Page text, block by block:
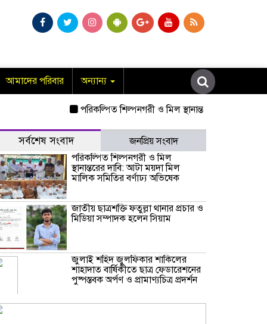
আমাদের পরিবার অন্যান্য
পরিকল্পিত শিল্পনগরী ও মিল স্থানান্তরের দাবি: আটা ময়দা
সর্বশেষ সংবাদ
জনপ্রিয় সংবাদ
পরিকল্পিত শিল্পনগরী ও মিল
স্থানান্তরের দাবি: আটা ময়দা মিল
মালিক সমিতির বর্ণাঢ্য অভিষেক
জাতীয় ছাত্রশক্তি ফতুল্লা থানার প্রচার ও
মিডিয়া সম্পাদক হলেন সিয়াম
​জুলাই শহিদ জুলফিকার শাকিলের
শাহাদাত বার্ষিকীতে ছাত্র ফেডারেশনের
পুষ্পস্তবক অর্পণ ও প্রামাণ্যচিত্র প্রদর্শন